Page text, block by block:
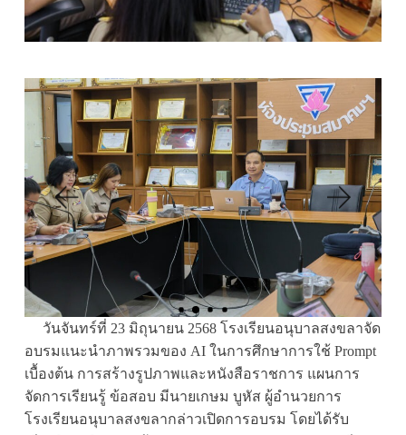
วันจันทร์ที่ 23 มิถุนายน 2568 โรงเรียนอนุบาลสงขลาจัด
อบรมแนะนำภาพรวมของ AI ในการศึกษาการใช้ Prompt
เบื้องต้น การสร้างรูปภาพและหนังสือราชการ แผนการ
จัดการเรียนรู้ ข้อสอบ มีนายเกษม บูหัส ผู้อำนวยการ
โรงเรียนอนุบาลสงขลากล่าวเปิดการอบรม โดยได้รับ